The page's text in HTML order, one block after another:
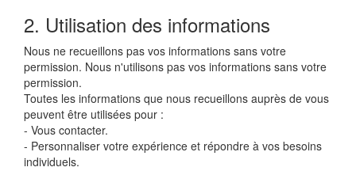
2. Utilisation des informations
Nous ne recueillons pas vos informations sans votre
permission. Nous n'utilisons pas vos informations sans votre
permission.
Toutes les informations que nous recueillons auprès de vous
peuvent être utilisées pour :
- Vous contacter.
- Personnaliser votre expérience et répondre à vos besoins
individuels.